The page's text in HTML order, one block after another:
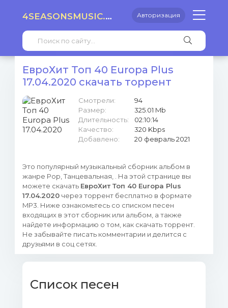
4SEASONSMUSIC.RU Авторизация
ЕвроХит Топ 40 Europa Plus
17.04.2020 скачать торрент
Смотрели:
94
Размер:
325.01 Mb
Длительность:
02:10:14
Качество:
320 Kbps
Добавлено:
20 февраль 2021
Это популярный музыкальный сборник альбом в
жанре Pop, Танцевальная, . На этой странице вы
можете скачать ЕвроХит Топ 40 Europa Plus
17.04.2020 через торрент бесплатно в формате
MP3. Ниже ознакомьтесь со списком песен
входящих в этот сборник или альбом, а также
найдете информацию о том, как скачать торрент.
Не забывайте писать комментарии и делится с
друзьями в соц сетях.
Список песен